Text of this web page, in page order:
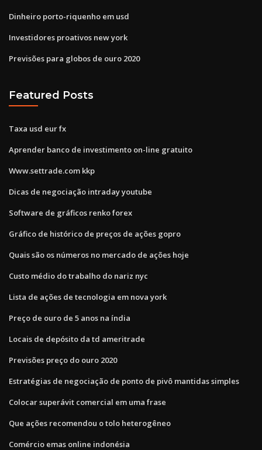
Dinheiro porto-riquenho em usd
Investidores proativos new york
Previsões para globos de ouro 2020
Featured Posts
Taxa usd eur fx
Aprender banco de investimento on-line gratuito
Www.settrade.com kkp
Dicas de negociação intraday youtube
Software de gráficos renko forex
Gráfico de histórico de preços de ações gopro
Quais são os números no mercado de ações hoje
Custo médio do trabalho do nariz nyc
Lista de ações de tecnologia em nova york
Preço de ouro de 5 anos na índia
Locais de depósito da td ameritrade
Previsões preço do ouro 2020
Estratégias de negociação de ponto de pivô mantidas simples
Colocar superávit comercial em uma frase
Que ações recomendou o tolo heterogêneo
Comércio emas online indonésia